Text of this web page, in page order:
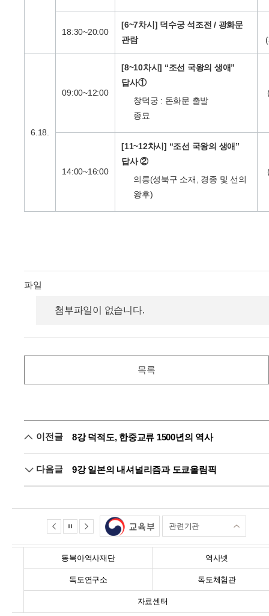
18:30~20:00
[6~7차시] 덕수궁 석조전 / 광화문
관람
6.18.
09:00~12:00
[8~10차시] “조선 국왕의 생애”
답사①
창덕궁 : 돈화문 출발
종묘
14:00~16:00
[11~12차시] “조선 국왕의 생애”
답사 ②
의릉(성북구 소재, 경종 및 선의
왕후)
파일
첨부파일이 없습니다.
목록
이전글 8강 덕적도, 한중교류 1500년의 역사
다음글 9강 일본의 내셔널리즘과 도쿄올림픽
관련기관
동북아역사재단 역사넷
독도연구소 독도체험관
자료센터